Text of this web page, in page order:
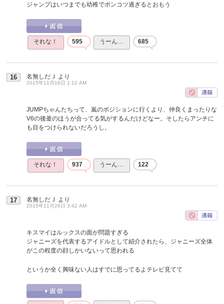
ジャンプはいつまでも幼稚でポンコツ過ぎるとおもう
それな！ 595 うーん… 685
16 名無しだＪ より
2015年11月16日 1:12 AM
JUMPちゃんたちって、嵐のポジションに行くより、仲良くまったりな
V6の後釜のほうが合ってる気がするんだけどなー。そしたらアンチに
も目をつけられないだろうし。
それな！ 937 うーん… 122
17 名無しだＪ より
2015年11月26日 3:42 AM
キスマイはルックスの面が問題すぎる
ジャニーズを代表するアイドルとして紹介されたら、ジャニーズ全体
がこの程度の顔しかいないって思われる
というか全く興味ない人はすでに思ってるよテレビ見てて